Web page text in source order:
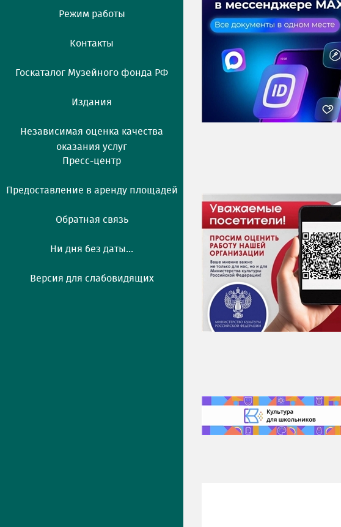
Режим работы
Контакты
Госкаталог Музейного фонда РФ
Издания
Независимая оценка качества
оказания услуг
Пресс-центр
Предоставление в аренду площадей
Обратная связь
Ни дня без даты...
Версия для слабовидящих